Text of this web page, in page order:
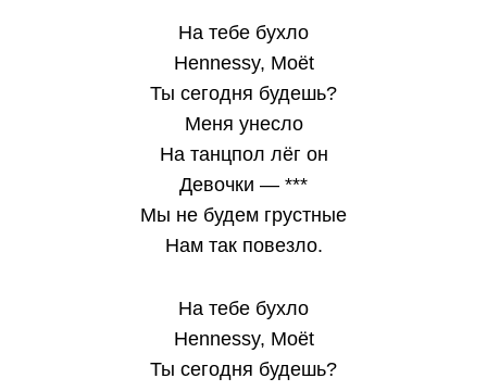
На тебе бухло
Hennessy, Moët
Ты сегодня будешь?
Меня унесло
На танцпол лёг он
Девочки — ***
Мы не будем грустные
Нам так повезло.
На тебе бухло
Hennessy, Moët
Ты сегодня будешь?